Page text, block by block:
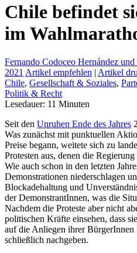
Chile befindet
im
Fernando Codoceo Hernández
2021 Artikel empfehlen | Artikel
Chile, Gesellschaft & Soziales,
Politik & Recht
Lesedauer: 11 Minuten
Seit den Unruhen Ende des Jahres
Was zunächst mit punktuellen
Preise begann, weitete sich zu
Protesten aus, denen die
Wie auch schon in den letzten
Demonstrationen niederschlagen
Blockadehaltung und
der DemonstrantInnen, was die
Nachdem die Proteste aber nicht
politischen Kräfte einsehen, dass
auf die Anliegen ihrer BürgerInnen
schließlich nachgeben.